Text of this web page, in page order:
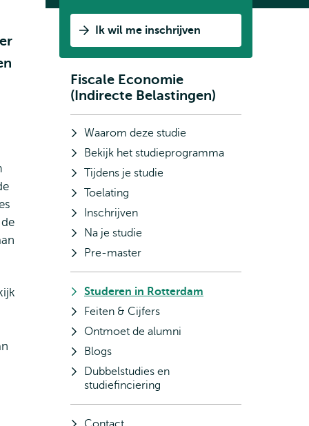
Ik wil me inschrijven
Subnavigatie
Fiscale Economie
(Indirecte Belastingen)
Waarom deze studie
Bekijk het studieprogramma
Tijdens je studie
Toelating
Inschrijven
Na je studie
Pre-master
Studeren in Rotterdam
Feiten & Cijfers
Ontmoet de alumni
Blogs
Dubbelstudies en
studiefinciering